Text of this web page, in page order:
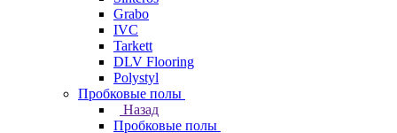
Grabo
IVC
Tarkett
DLV Flooring
Polystyl
Пробковые полы
Назад
Пробковые полы